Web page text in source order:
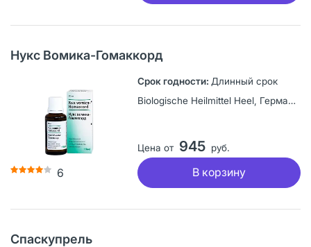
Нукс Вомика-Гомаккорд
6
Длинный срок
Biologische Heilmittel Heel, Германия
Цена от 945 руб.
В корзину
Спаскупрель